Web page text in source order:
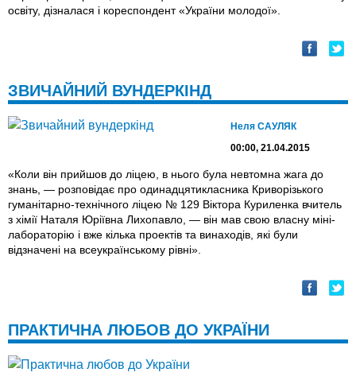
освіту, дізналася і кореспондент «України молодої».
ЗВИЧАЙНИЙ ВУНДЕРКІНД
Неля САУЛЯК
00:00, 21.04.2015
«Коли він прийшов до ліцею, в нього була невтомна жага до
знань, — розповідає про одинадцятикласника Криворізького
гуманітарно-технічного ліцею № 129 Віктора Куриленка вчитель
з хімії Наталя Юріївна Лихопавло, — він мав свою власну міні-
лабораторію і вже кілька проектів та винаходів, які були
відзначені на всеукраїнському рівні».
ПРАКТИЧНА ЛЮБОВ ДО УКРАЇНИ